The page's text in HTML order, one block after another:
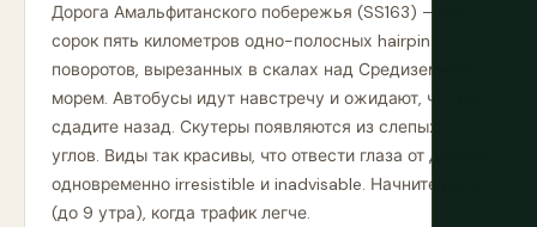
Дорога Амальфитанского побережья (SS163) — это
сорок пять километров одно-полосных hairpin
поворотов, вырезанных в скалах над Средиземным
морем. Автобусы идут навстречу и ожидают, что вы
сдадите назад. Скутеры появляются из слепых
углов. Виды так красивы, что отвести глаза от дороги
одновременно irresistible и inadvisable. Начните рано
(до 9 утра), когда трафик легче.